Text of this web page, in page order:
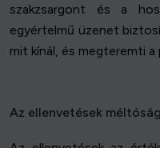
szakzsargont és a
egyértelmű üzenet
mit kínál, és megteremti
Az ellenvetések